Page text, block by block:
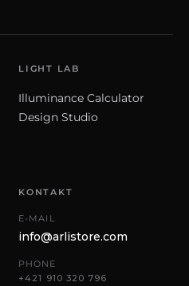
LIGHT LAB
Illuminance Calculator
Design Studio
KONTAKT
E-MAIL
info@arlistore.com
PHONE
+421 910 320 796